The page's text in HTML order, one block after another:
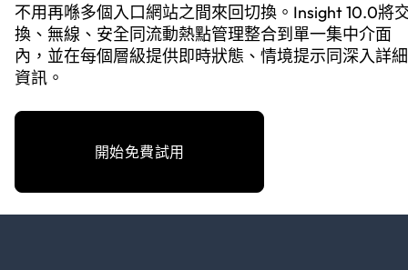
不用再喺多個入口網站之間來回切換。Insight 10.0將
換、無線、安全同流動熱點管理整合到單一集中介面
內，並在每個層級提供即時狀態、情境提示同深入詳細
資訊。
開始免費試用